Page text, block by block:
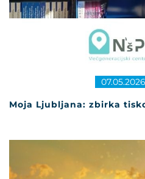
Moja Ljubljana: zbirka